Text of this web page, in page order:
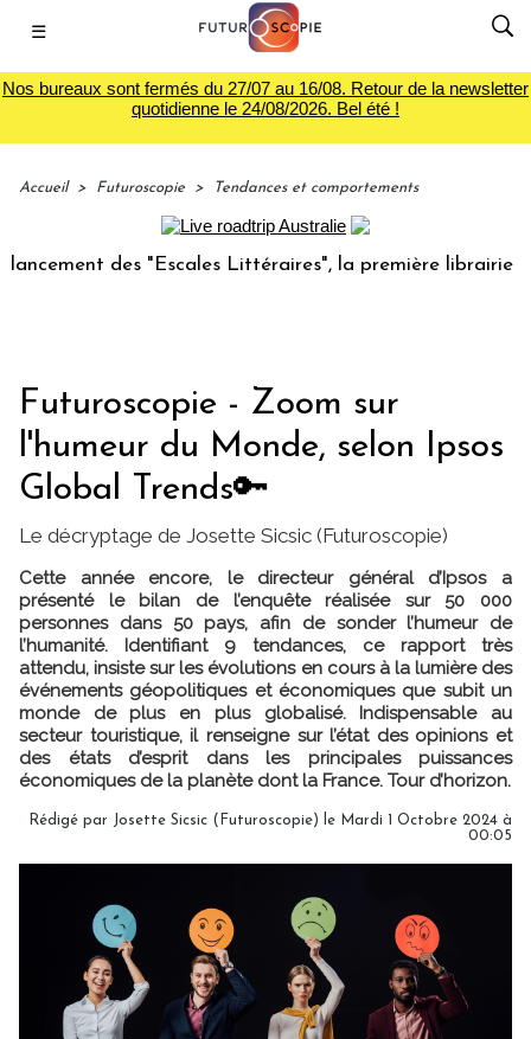
☰
Nos bureaux sont fermés du 27/07 au 16/08. Retour de la newsletter
quotidienne le 24/08/2026. Bel été !
Accueil > Futuroscopie > Tendances et comportements
des "Escales Littéraires", la première librairie du
Futuroscopie - Zoom sur
l'humeur du Monde, selon Ipsos
Global Trends🔑
Le décryptage de Josette Sicsic (Futuroscopie)
Cette année encore, le directeur général d’Ipsos a
présenté le bilan de l’enquête réalisée sur 50 000
personnes dans 50 pays, afin de sonder l’humeur de
l’humanité. Identifiant 9 tendances, ce rapport très
attendu, insiste sur les évolutions en cours à la lumière des
événements géopolitiques et économiques que subit un
monde de plus en plus globalisé. Indispensable au
secteur touristique, il renseigne sur l’état des opinions et
des états d’esprit dans les principales puissances
économiques de la planète dont la France. Tour d’horizon.
Rédigé par Josette Sicsic (Futuroscopie) le Mardi 1 Octobre 2024 à
00:05